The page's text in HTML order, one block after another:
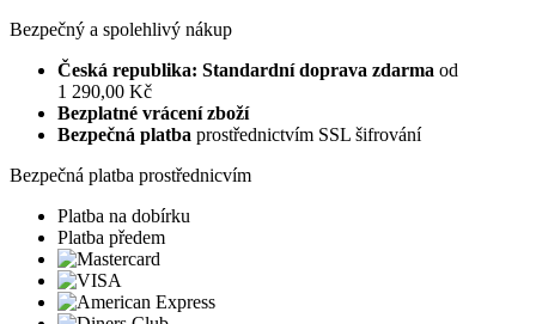
Bezpečný a spolehlivý nákup
Česká republika: Standardní doprava zdarma od
1 290,00 Kč
Bezplatné vrácení zboží
Bezpečná platba prostřednictvím SSL šifrování
Bezpečná platba prostřednicvím
Platba na dobírku
Platba předem